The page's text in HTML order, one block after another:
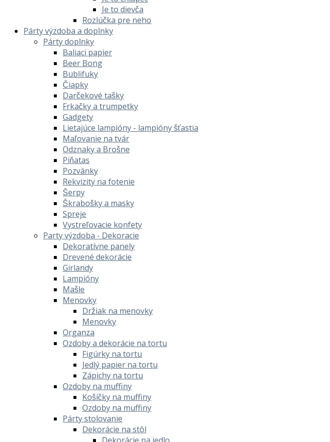
Je to dievča
Rozlúčka pre neho
Párty výzdoba a doplnky
Párty doplnky
Baliaci papier
Beer Bong
Bublifuky
Čiapky
Darčekové tašky
Frkačky a trumpetky
Gadgety
Lietajúce lampióny - lampióny šťastia
Maľovanie na tvár
Odznaky a Brošne
Piňatas
Pozvánky
Rekvizity na fotenie
Šerpy
Škrabošky a masky
Spreje
Vystreľovacie konfety
Party výzdoba - Dekoracie
Dekoratívne panely
Drevené dekorácie
Girlandy
Lampióny
Mašle
Menovky
Držiak na menovky
Menovky
Organza
Ozdoby a dekorácie na tortu
Figúrky na tortu
Jedlý papier na tortu
Zápichy na tortu
Ozdoby na muffiny
Košíčky na muffiny
Ozdoby na muffiny
Párty stolovanie
Dekorácie na stôl